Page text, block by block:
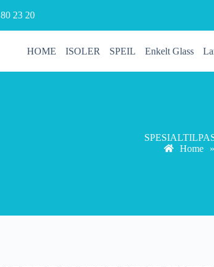
23 20
HOME ISOLER SPEIL Enkelt Glass
Home
»